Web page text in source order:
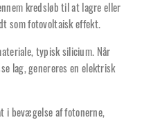
kredsløb til at lagre eller
som fotovoltaisk effekt.
typisk silicium. Når
lag, genereres en elektrisk
i bevægelse af fotonerne,